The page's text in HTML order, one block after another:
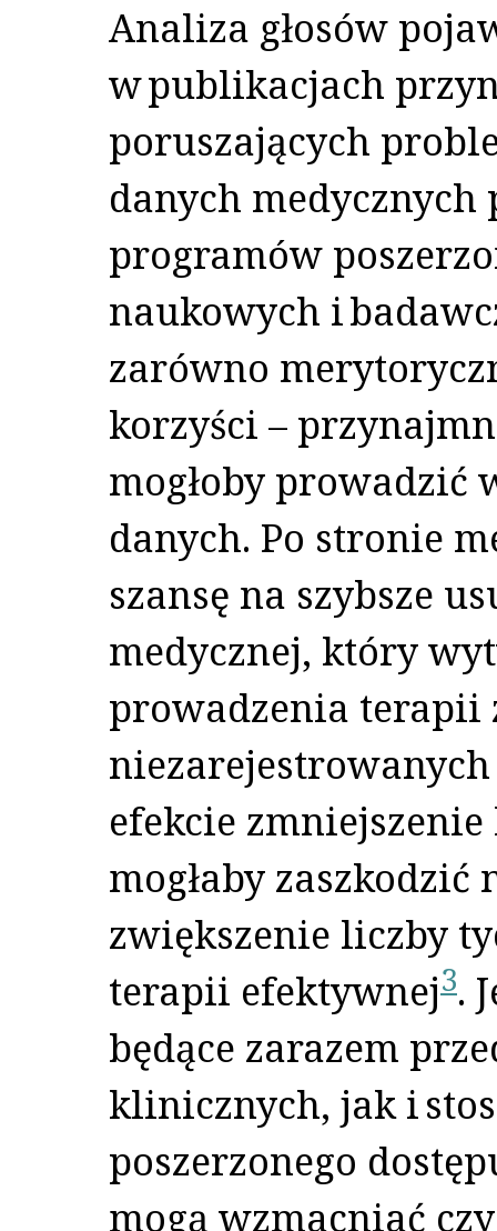
Analiza głosów
w publikacjach
poruszających
danych
programów
naukowych i
zarówno
korzyści –
mogłoby prowadzić
danych. Po stronie
szansę na szybsze
medycznej, który
prowadzenia terapii
efekcie
mogłaby
zwiększenie liczby
terapii efektywnej3.
będące zarazem
klinicznych, jak i
poszerzonego
mogą wzmacniać